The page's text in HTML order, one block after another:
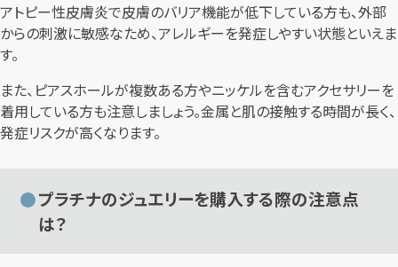
アトピー性皮膚炎で皮膚のバリア機能が低下している方も、外部
からの刺激に敏感なため、アレルギーを発症しやすい状態といえま
す。
また、ピアスホールが複数ある方やニッケルを含むアクセサリーを
着用している方も注意しましょう。金属と肌の接触する時間が長く、
発症リスクが高くなります。
プラチナのジュエリーを購入する際の注意点
は？